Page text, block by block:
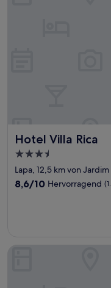
Hotel Villa Rica
Hotel Villa Rica
3.5-
Sterne-
Unterkunft
Lapa, 12,5 km von
8.6
8,6/10 Hervorragend
H Niteroi Hotel